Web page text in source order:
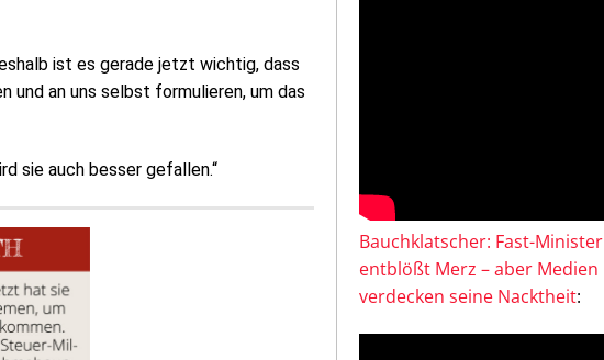
ist es gerade jetzt wichtig, dass
und an uns selbst formulieren, um das
sie auch besser gefallen.“
Bauchklatscher: Fast-Minister
entblößt Merz – aber Medien
verdecken seine Nacktheit: